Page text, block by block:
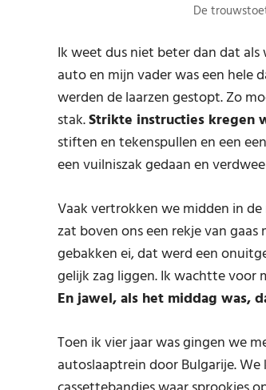
De
Ik weet dus niet beter dan dat
auto en mijn vader was een hele
werden de laarzen gestopt. Zo
stak.Strikte instructies kregen
stiften en tekenspullen en een
een vuilniszak gedaan en
Vaak vertrokken we midden in
zat boven ons een rekje van
gebakken ei, dat werd een
gelijk zag liggen. Ik wachtte voor
En jawel, als het middag was,
Toen ik vier jaar was gingen we
autoslaaptrein door Bulgarije.